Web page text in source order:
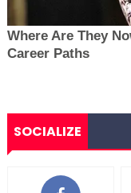
SOCIALIZE